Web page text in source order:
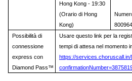
Hong Kong - 19:30
(Orario di Hong
Kong)
Possibilità di
connessione
express con
Diamond Pass™
Usare questo link per la
tempi di attesa nel momento
https://